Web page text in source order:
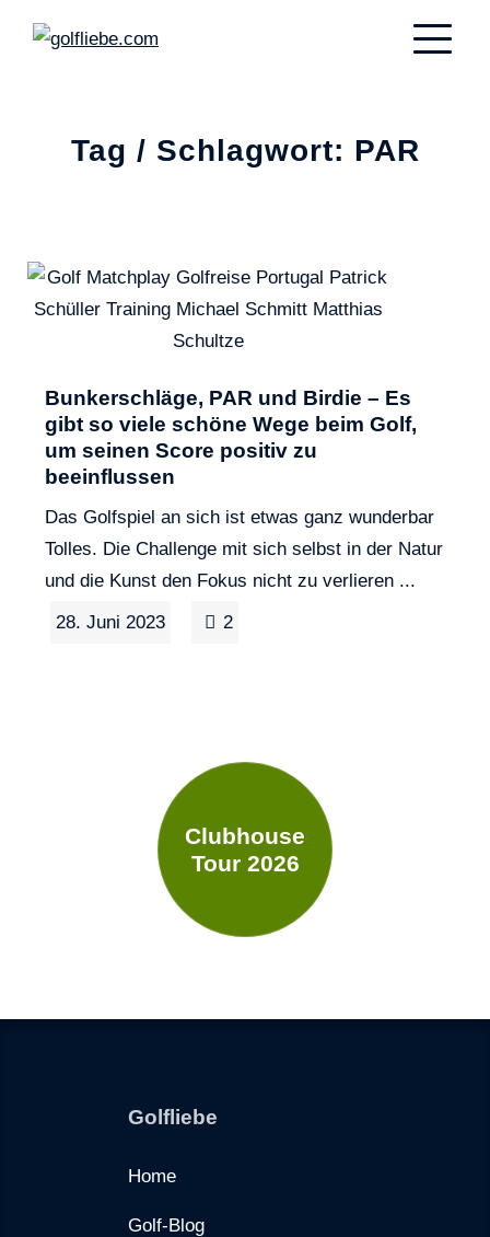
Tag / Schlagwort: PAR
Bunkerschläge, PAR und Birdie – Es
gibt so viele schöne Wege beim Golf,
um seinen Score positiv zu
beeinflussen
Das Golfspiel an sich ist etwas ganz wunderbar
Tolles. Die Challenge mit sich selbst in der Natur
und die Kunst den Fokus nicht zu verlieren ...
28. Juni 2023
2
Clubhouse
Tour 2026
Golfliebe
Home
Golf-Blog